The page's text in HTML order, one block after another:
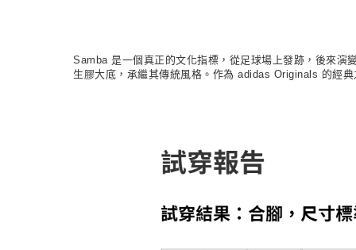
Samba 是一個真正的文化指標，從足球場上發跡，後來
生膠大底，承繼其傳統風格。作為 adidas Originals 的經